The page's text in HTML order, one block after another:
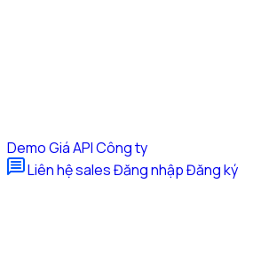
DemoGiáAPICông ty
Liên hệ salesĐăng nhậpĐăng ký